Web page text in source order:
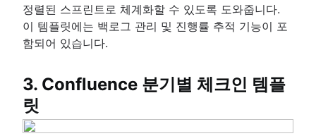
정렬된 스프린트로 체계화할 수 있도록 도와줍니다.
이 템플릿에는 백로그 관리 및 진행률 추적 기능이 포
함되어 있습니다.
3. Confluence 분기별 체크인 템플
릿